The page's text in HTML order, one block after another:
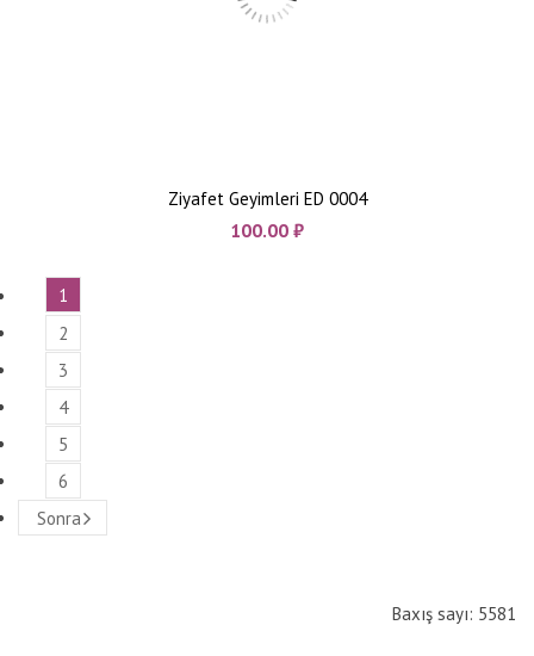
Ziyafet Geyimleri ED 0004
100.00 ₼
1
2
3
4
5
6
Sonra
Baxış sayı: 5581